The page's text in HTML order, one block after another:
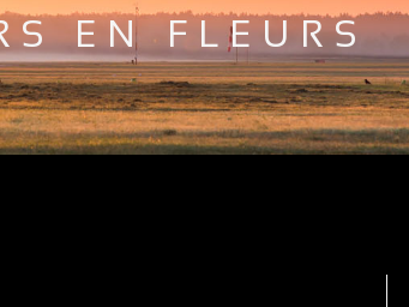
EN FLEURS